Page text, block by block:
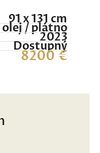
91 x 131 cm
olej / plátno
2023
Dostupný
8200 €